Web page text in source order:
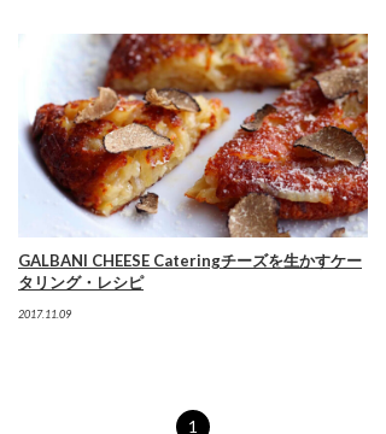
GALBANI CHEESE Cateringチーズを生かすケー
タリング・レシピ
2017.11.09
1